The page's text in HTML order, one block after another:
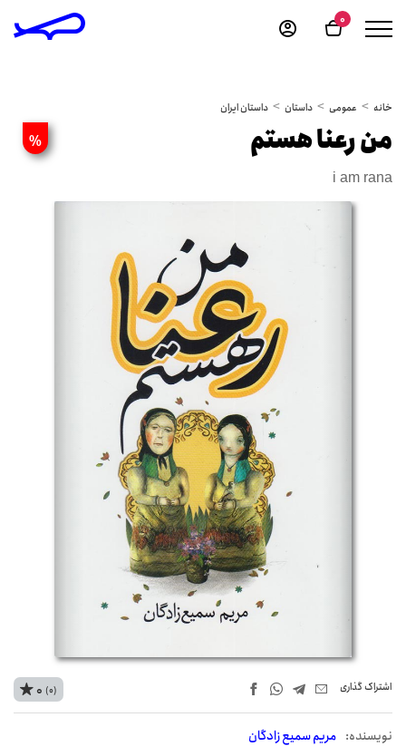
0
خانه عمومی داستان داستان ایران
% من رعنا هستم
i am rana
اشتراک‌ گذاری
نويسنده: مریم سمیع زادگان
0 (0)